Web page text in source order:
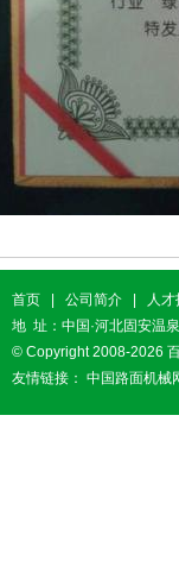
首页 公司简介
人
地 址：中国·河北固安温
© Copyright 2008-2026
友情链接： 中国路面机械